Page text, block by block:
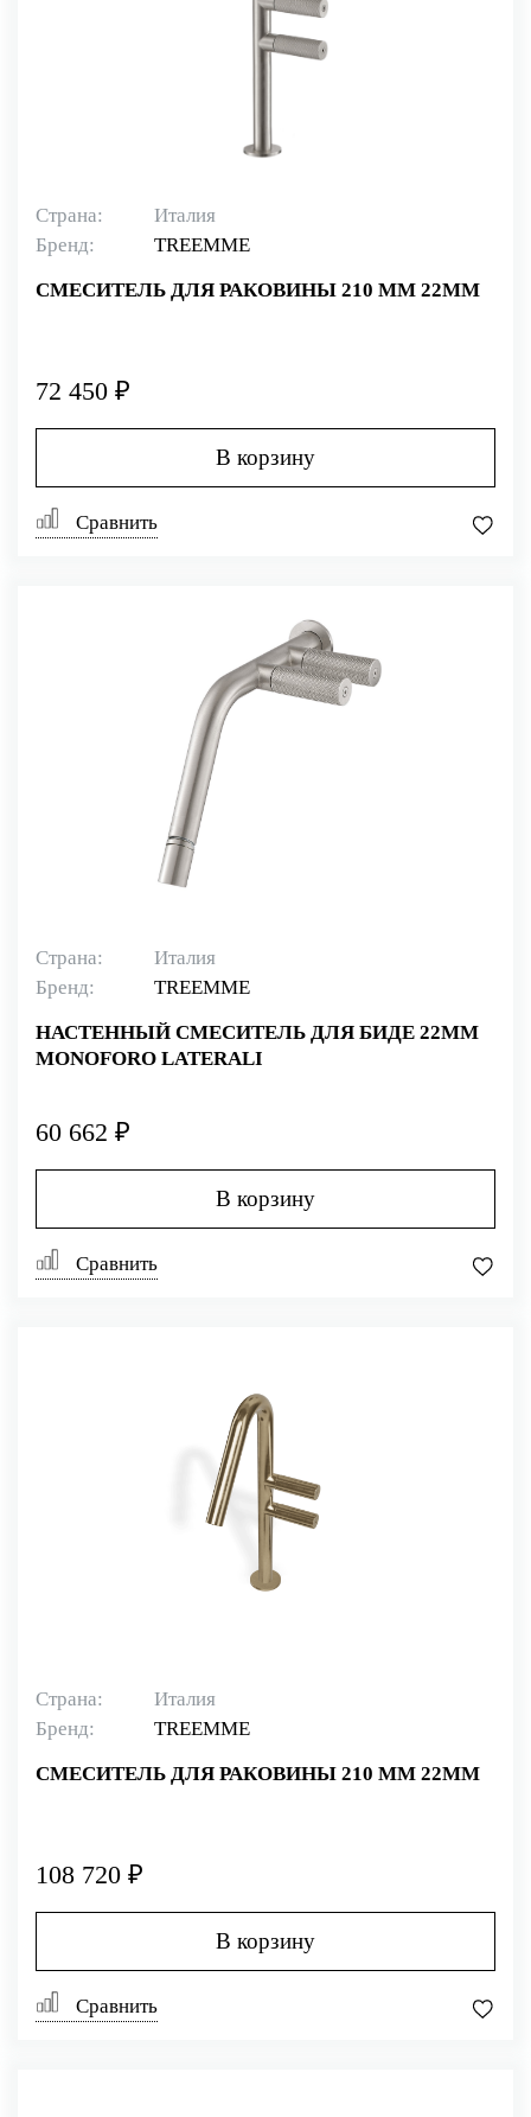
Страна:
Италия
Бренд:
TREEMME
СМЕСИТЕЛЬ ДЛЯ РАКОВИНЫ 210 ММ 22MM
72 450 ₽
В корзину
Сравнить
Страна:
Италия
Бренд:
TREEMME
НАСТЕННЫЙ СМЕСИТЕЛЬ ДЛЯ БИДЕ 22ММ
MONOFORO LATERALI
60 662 ₽
В корзину
Сравнить
Страна:
Италия
Бренд:
TREEMME
СМЕСИТЕЛЬ ДЛЯ РАКОВИНЫ 210 ММ 22MM
108 720 ₽
В корзину
Сравнить